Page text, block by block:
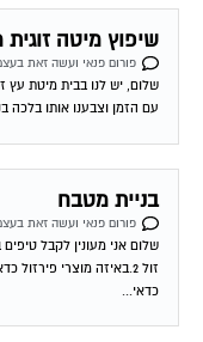
שיפוץ מיטה
פורום פנאי ועשה זאת
שלום, יש לנו בבית מיטת עץ
עם הזמן וצבענו אותו בלכה
בניית מטבח
פורום פנאי ועשה זאת
כדאי...